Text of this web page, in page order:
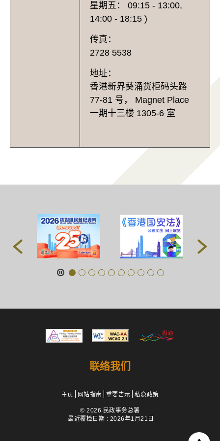
星期五： 09:15 - 13:00,
14:00 - 18:15 )
传真：
2728 5538
地址：
香港新界葵涌货柜码头路
77-81 号， Magnet Place
一期十三楼 1305-6 室
联络我们
主页 网站指南 重要告示 私隐政策
© 2026 民政事务总署
最近覆检日期 : 2026年1月21日